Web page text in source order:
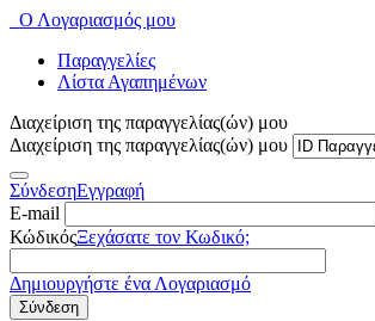
Ο Λογαριασμός μου
Παραγγελίες
Λίστα Αγαπημένων
Διαχείριση της παραγγελίας(ών) μου
Διαχείριση της παραγγελίας(ών) μου
ΣύνδεσηΕγγραφή
E-mail
ΚώδικόςΞεχάσατε τον Κωδικό;
Δημιουργήστε ένα Λογαριασμό
Σύνδεση